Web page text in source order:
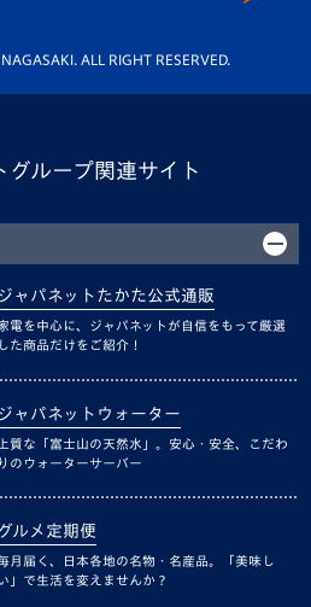
ALL RIGHT RESERVED.
グループ関連サイト
ジャパネットたかた公式通販
電を中心に、ジャパネットが自信をもって厳選
した商品だけをご紹介！
ジャパネットウォーター
上質な「富士山の天然水」。安心・安全、こだわ
りのウォーターサーバー
グルメ定期便
月届く、日本各地の名物・名産品。「美味し
」で生活を変えませんか？